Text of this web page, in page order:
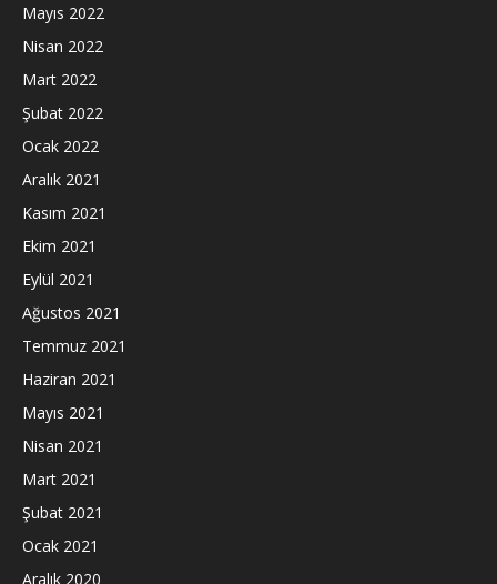
Mayıs 2022
Nisan 2022
Mart 2022
Şubat 2022
Ocak 2022
Aralık 2021
Kasım 2021
Ekim 2021
Eylül 2021
Ağustos 2021
Temmuz 2021
Haziran 2021
Mayıs 2021
Nisan 2021
Mart 2021
Şubat 2021
Ocak 2021
Aralık 2020